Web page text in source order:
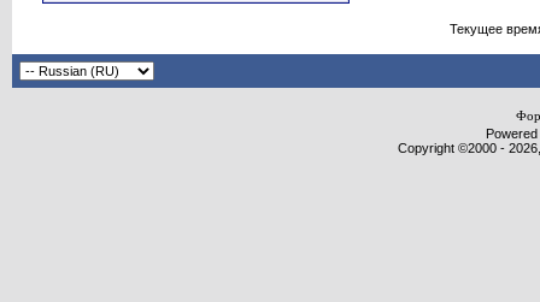
Текущее
Copyright ©2000 -